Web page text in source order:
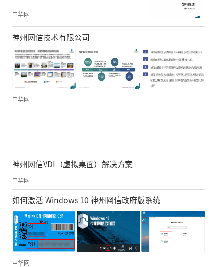
中华网
神州网信技术有限公司
中华网
神州网信VDI（虚拟桌面）解决方案
中华网
如何激活 Windows 10 神州网信政府版系统
中华网